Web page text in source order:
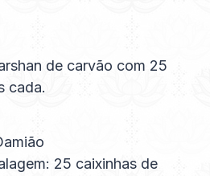
de carvão com 25
cada.
25 caixinhas de